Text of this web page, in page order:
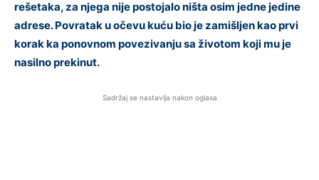
rešetaka, za njega nije postojalo ništa osim jedne jedine
adrese. Povratak u očevu kuću bio je zamišljen kao prvi
korak ka ponovnom povezivanju sa životom koji mu je
nasilno prekinut.
Sadržaj se nastavlja nakon oglasa